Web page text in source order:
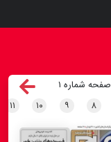
صفحه شماره ۱
۸ ۹ ۱۰ ۱۱